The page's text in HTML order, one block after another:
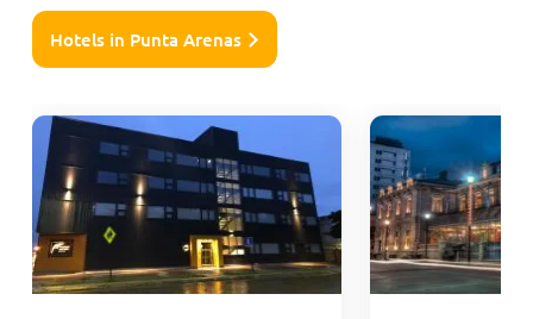
Hotels in Punta Arenas